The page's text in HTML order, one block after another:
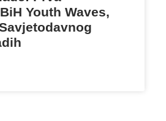
Youth Waves,